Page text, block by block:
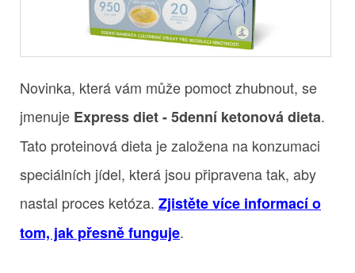
Novinka, která vám může pomoct zhubnout, se
jmenuje Express diet - 5denní ketonová dieta.
Tato proteinová dieta je založena na konzumaci
speciálních jídel, která jsou připravena tak, aby
nastal proces ketóza. Zjistěte více informací o
tom, jak přesně funguje.